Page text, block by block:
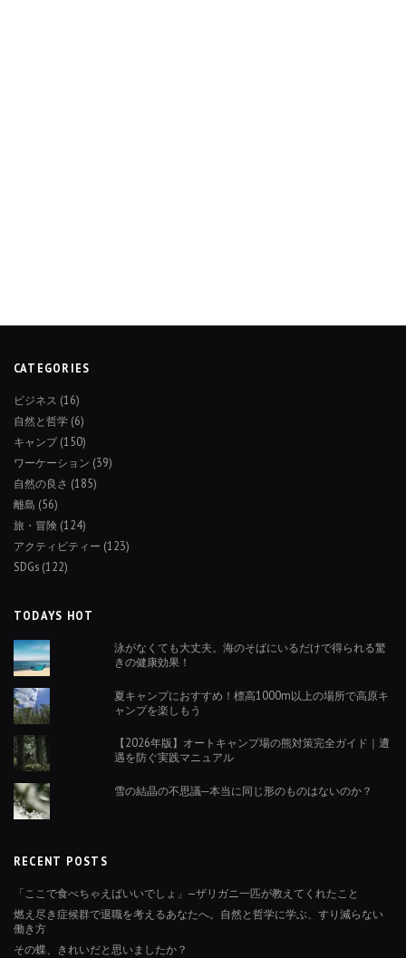
CATEGORIES
ビジネス (16)
自然と哲学 (6)
キャンプ(150)
ワーケーション (39)
自然の良さ (185)
離島 (56)
旅・冒険 (124)
アクティビティー (123)
SDGs (122)
TODAYS HOT
泳がなくても大丈夫。海のそばにいるだけで得られる驚
きの健康効果！
夏キャンプにおすすめ！標高1000m以上の場所で高原キ
ャンプを楽しもう
【2026年版】オートキャンプ場の熊対策完全ガイド｜遭
遇を防ぐ実践マニュアル
雪の結晶の不思議─本当に同じ形のものはないのか？
RECENT POSTS
「ここで食べちゃえばいいでしょ」—ザリガニ一匹が教えてくれたこと
燃え尽き症候群で退職を考えるあなたへ。自然と哲学に学ぶ、すり減らない
働き方
その蝶、きれいだと思いましたか？